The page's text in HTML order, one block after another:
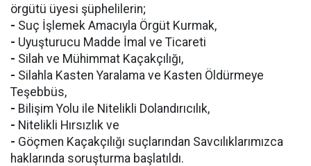
örgütü üyesi şüphelilerin;
- Suç İşlemek Amacıyla Örgüt Kurmak,
- Uyuşturucu Madde İmal ve Ticareti
- Silah ve Mühimmat Kaçakçılığı,
- Silahla Kasten Yaralama ve Kasten Öldürmeye
Teşebbüs,
- Bilişim Yolu ile Nitelikli Dolandırıcılık,
- Nitelikli Hırsızlık ve
- Göçmen Kaçakçılığı suçlarından Savcılıklarımızca
haklarında soruşturma başlatıldı.